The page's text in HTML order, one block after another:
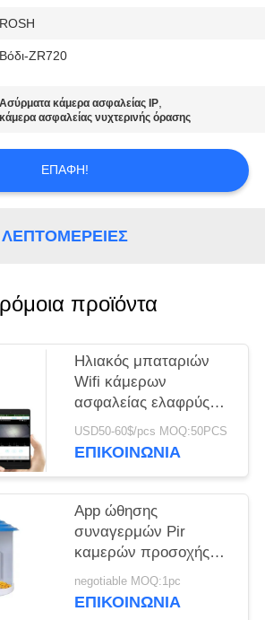
ROSH
Βόδι-ZR720
Ασύρματα κάμερα ασφαλείας IP,
κάμερα ασφαλείας νυχτερινής όρασης
ΕΠΑΦΉ!
ΛΕΠΤΟΜΈΡΕΙΕΣ
προϊόντα
Ηλιακός μπαταριών
Wifi κάμερων
ασφαλείας ελαφρύς
τύπος CCTV IP
Ourdoor αδιάβροχος
USD50-60$/pcs MOQ:50PCS
ΕΠΙΚΟΙΝΩΝΊΑ
App ώθησης
συναγερμών Pir
καμερών προσοχής
πουλιών Wifi H.264
κινητή τηλεφωνικό
negotiable MOQ:1pc
ΕΠΙΚΟΙΝΩΝΊΑ